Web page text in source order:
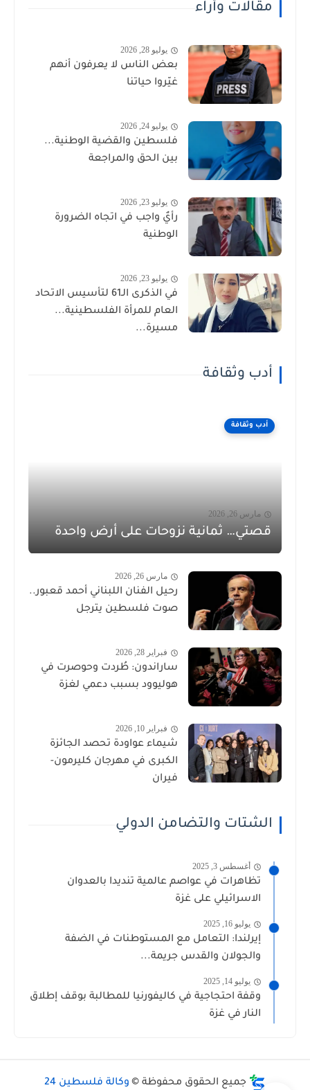
مقالات وأراء
يوليو 28, 2026
بعض الناس لا يعرفون أنهم
غيّروا حياتنا
يوليو 24, 2026
فلسطين والقضية الوطنية...
بين الحق والمراجعة
يوليو 23, 2026
رأيٌ واجب في اتجاه الضرورة
الوطنية
يوليو 23, 2026
في الذكرى الـ61 لتأسيس الاتحاد
العام للمرأة الفلسطينية...
مسيرة...
أدب وثقافة
أدب وثقافة
مارس 26, 2026
قصتي… ثمانية نزوحات على أرض واحدة
مارس 26, 2026
رحيل الفنان اللبناني أحمد قعبور..
صوت فلسطين يترجل
فبراير 28, 2026
ساراندون: طُردت وحوصرت في
هوليوود بسبب دعمي لغزة
فبراير 10, 2026
شيماء عواودة تحصد الجائزة
الكبرى في مهرجان كليرمون-
فيران
الشتات والتضامن الدولي
أغسطس 3, 2025
تظاهرات في عواصم عالمية تنديدا بالعدوان
الاسرائيلي على غزة
يوليو 16, 2025
إيرلندا: التعامل مع المستوطنات في الضفة
والجولان والقدس جريمة...
يوليو 14, 2025
وقفة احتجاجية في كاليفورنيا للمطالبة بوقف إطلاق
النار في غزة
جميع الحقوق محفوظة © وكالة فلسطين 24